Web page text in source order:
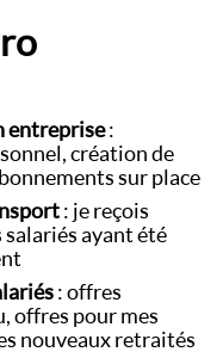
entreprise:
création de
sur place
: je reçois
salariés ayant été
: offres
offres pour mes
nouveaux retraités